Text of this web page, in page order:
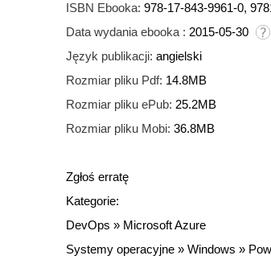
ISBN Ebooka: 978-17-843-9961-0,
Data wydania ebooka : 2015-05-30
Język publikacji: angielski
Rozmiar pliku Pdf: 14.8MB
Rozmiar pliku ePub: 25.2MB
Rozmiar pliku Mobi: 36.8MB
Zgłoś erratę
Kategorie:
DevOps » Microsoft Azure
Systemy operacyjne » Windows »